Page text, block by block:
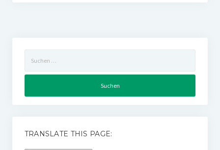
nach:
TRANSLATE THIS PAGE: